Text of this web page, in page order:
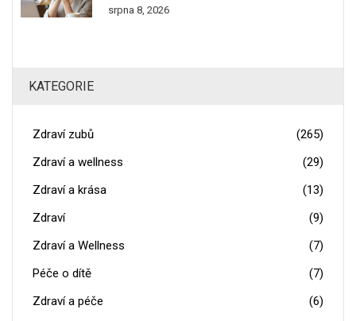
implantáty
srpna 8, 2026
KATEGORIE
Zdraví zubů
(265)
Zdraví a wellness
(29)
Zdraví a krása
(13)
Zdraví
(9)
Zdraví a Wellness
(7)
Péče o dítě
(7)
Zdraví a péče
(6)